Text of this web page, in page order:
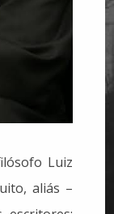
Luiz
aliás –